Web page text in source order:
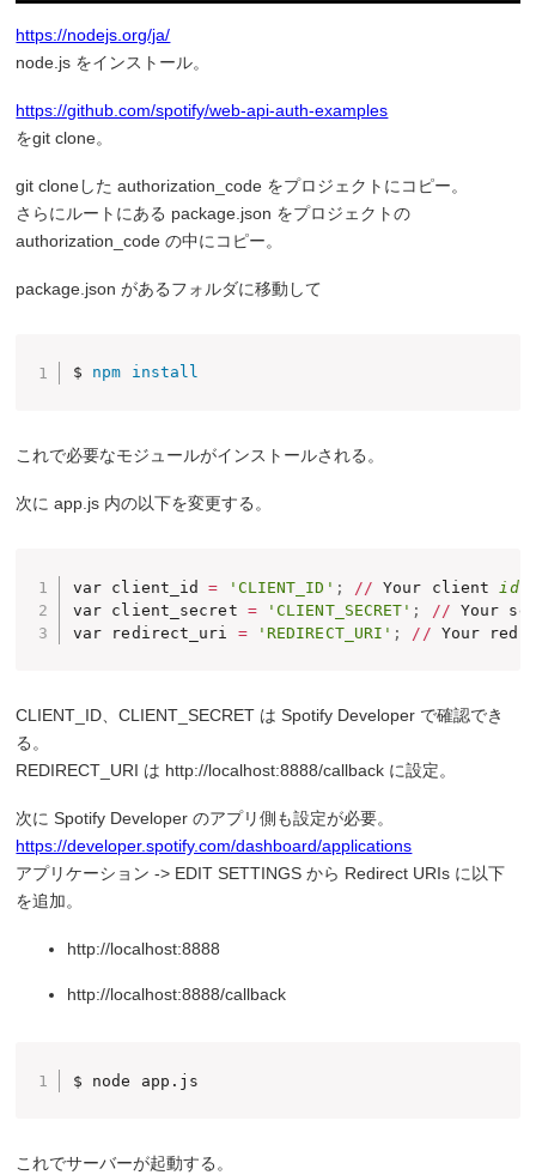
https://nodejs.org/ja/
node.js をインストール。
https://github.com/spotify/web-api-auth-examples
をgit clone。
git cloneした authorization_code をプロジェクトにコピー。
さらにルートにある package.json をプロジェクトの
authorization_code の中にコピー。
package.json があるフォルダに移動して
$ npm install
これで必要なモジュールがインストールされる。
次に app.js 内の以下を変更する。
var client_id = 'CLIENT_ID' ; // Your client
id
var client_secret = 'CLIENT_SECRET' ; // Your
var redirect_uri = 'REDIRECT_URI' ; // Your
CLIENT_ID、CLIENT_SECRET は Spotify Developer で確認でき
る。
REDIRECT_URI は http://localhost:8888/callback に設定。
次に Spotify Developer のアプリ側も設定が必要。
https://developer.spotify.com/dashboard/applications
アプリケーション -> EDIT SETTINGS から Redirect URIs に以下
を追加。
http://localhost:8888
http://localhost:8888/callback
$ node app.js
これでサーバーが起動する。